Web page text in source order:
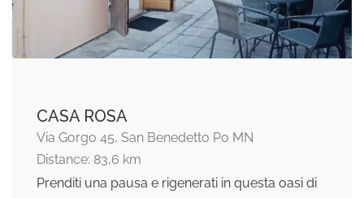
CASA ROSA
Via Gorgo 45, San Benedetto Po MN
Distance: 83,6 km
Prenditi una pausa e rigenerati in questa oasi di